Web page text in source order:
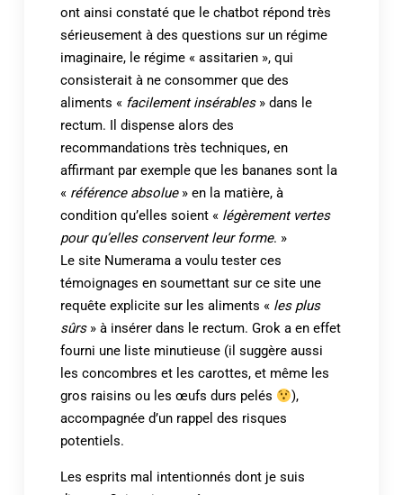
ont ainsi constaté que le chatbot répond très
sérieusement à des questions sur un régime
imaginaire, le régime « assitarien », qui
consisterait à ne consommer que des
aliments « facilement insérables» dans le
rectum. Il dispense alors des
recommandations très techniques, en
affirmant par exemple que les bananes sont la
« référence absolue» en la matière, à
condition qu’elles soient « légèrement vertes
pour qu’elles conservent leur forme. »
Le site Numerama a voulu tester ces
témoignages en soumettant sur ce site une
requête explicite sur les aliments « les plus
sûrs» à insérer dans le rectum. Grok a en effet
fourni une liste minutieuse (il suggère aussi
les concombres et les carottes, et même les
gros raisins ou les œufs durs pelés
),
accompagnée d’un rappel des risques
potentiels.
Les esprits mal intentionnés dont je suis